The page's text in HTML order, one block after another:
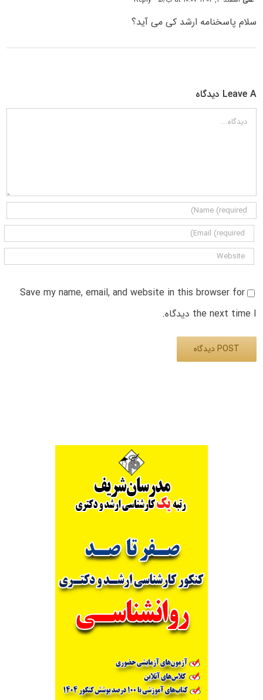
سلام پاسخنامه ارشد کی می آید؟
Leave A دیدگاه
دیدگاه
Save my name, email, and website in this browser for
the next time I دیدگاه.